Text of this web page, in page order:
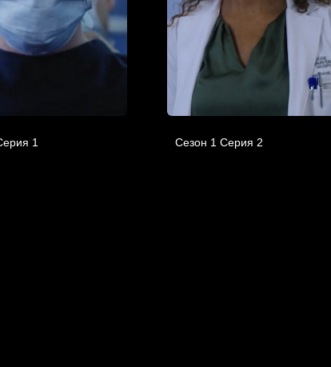
1 Сезон 1 Серия 2